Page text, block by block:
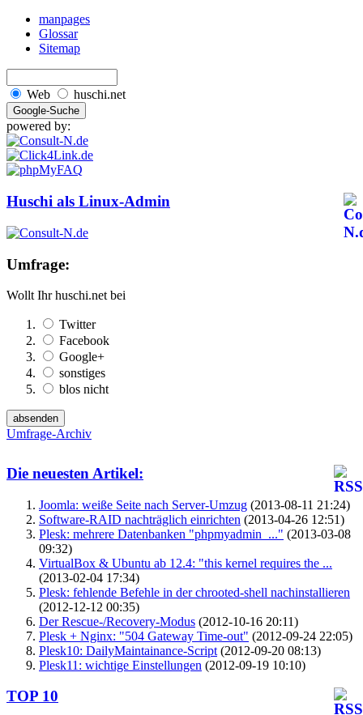
manpages
Glossar
Sitemap
Web huschi.net
powered by:
Huschi als Linux-Admin
Umfrage:
Wollt Ihr huschi.net bei
Twitter
Facebook
Google+
sonstiges
blos nicht
Umfrage-Archiv
Die neuesten Artikel:
Joomla: weiße Seite nach Server-Umzug (2013-08-11 21:24)
Software-RAID nachträglich einrichten (2013-04-26 12:51)
Plesk: mehrere Datenbanken "phpmyadmin_..." (2013-03-08
09:32)
VirtualBox & Ubuntu ab 12.4: "this kernel requires the ...
(2013-02-04 17:34)
Plesk: fehlende Befehle in der chrooted-shell nachinstallieren
(2012-12-12 00:35)
Der Rescue-/Recovery-Modus (2012-10-16 20:11)
Plesk + Nginx: "504 Gateway Time-out" (2012-09-24 22:05)
Plesk10: DailyMaintainance-Script (2012-09-20 08:13)
Plesk11: wichtige Einstellungen (2012-09-19 10:10)
TOP 10